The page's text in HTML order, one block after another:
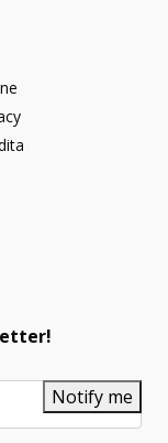
Notify me